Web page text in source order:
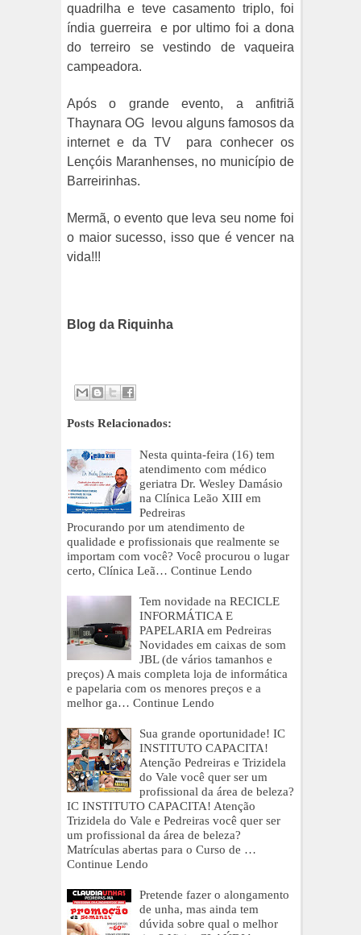
quadrilha e teve casamento triplo, foi
índia guerreira
e por ultimo foi a dona
do terreiro se vestindo de vaqueira
campeadora.
Após o grande evento, a anfitriã
Thaynara OG
levou alguns famosos da
internet e da TV
para conhecer os
Lençóis Maranhenses, no município de
Barreirinhas.
Mermã, o evento que leva seu nome foi
o maior sucesso, isso que é vencer na
vida!!!
Blog da Riquinha
Posts Relacionados:
Nesta quinta-feira (16) tem
atendimento com médico
geriatra Dr. Wesley Damásio
na Clínica Leão XIII em
Pedreiras
Procurando por um atendimento de
qualidade e profissionais que realmente se
importam com você? Você procurou o lugar
certo, Clínica Leã… Continue Lendo
Tem novidade na RECICLE
INFORMÁTICA E
PAPELARIA em Pedreiras
Novidades em caixas de som
JBL (de vários tamanhos e
preços) A mais completa loja de informática
e papelaria com os menores preços e a
melhor ga… Continue Lendo
Sua grande oportunidade! IC
INSTITUTO CAPACITA!
Atenção Pedreiras e Trizidela
do Vale você quer ser um
profissional da área de beleza?
IC INSTITUTO CAPACITA! Atenção
Trizidela do Vale e Pedreiras você quer ser
um profissional da área de beleza?
Matrículas abertas para o Curso de …
Continue Lendo
Pretende fazer o alongamento
de unha, mas ainda tem
dúvida sobre qual o melhor